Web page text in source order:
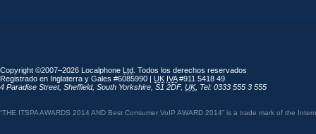
Copyright ©2007–2026 Localphone Ltd . Todos los derechos reservados
Registrado en Inglaterra y Gales #6085990 | UK IVA#911 5418 49
4 Paradise Street, Sheffield, South Yorkshire S1 2DF, UK, Tel: 0333 555 3 555
“THE ITSPA AWARDS 2014 AND Best Consumer VoIP AWARD 2014” is a trade mark of the